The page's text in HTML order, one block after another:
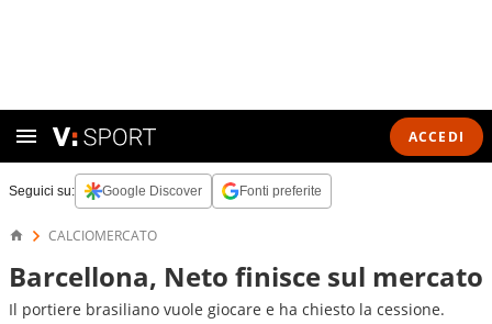
ACCEDI
Seguici su: Google Discover Fonti preferite
CALCIOMERCATO
Barcellona, Neto finisce sul mercato
Il portiere brasiliano vuole giocare e ha chiesto la cessione.